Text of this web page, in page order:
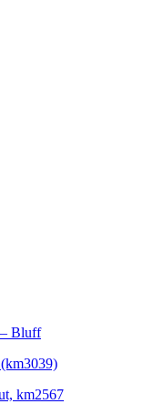
Bluff
km2567